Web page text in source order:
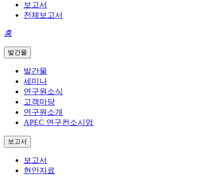
보고서
전체보고서
홈
발간물
발간물
세미나
연구원소식
고객마당
연구원소개
APEC 연구컨소시엄
보고서
보고서
현안자료